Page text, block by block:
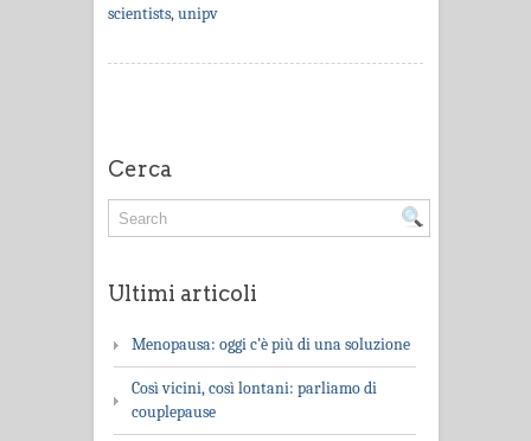
scientists,unipv
Cerca
Ultimi articoli
Menopausa: oggi c’è più di una soluzione
Così vicini, così lontani: parliamo di
couplepause